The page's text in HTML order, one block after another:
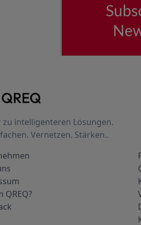
zu intelligenteren Lösungen.
Vernetzen. Stärken..
QREQ?